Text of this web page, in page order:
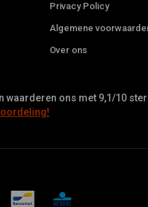
Privacy Policy
Algemene
Over ons
waarderen ons met 9,1/10